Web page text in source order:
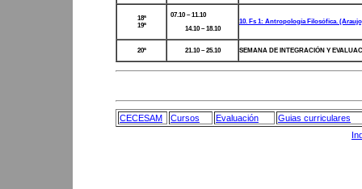
18ª
19ª
07.10 – 11.10
14.10 – 18.10
10. Fs 1: Antropología Filosófica.
20ª 21.10 – 25.10 SEMANA DE INTEGRACIÓN Y
CECESAM Cursos Evaluación
Guias curriculares